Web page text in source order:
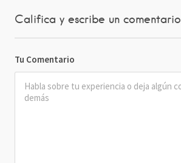
Califica y escribe un comentario
Tu Comentario